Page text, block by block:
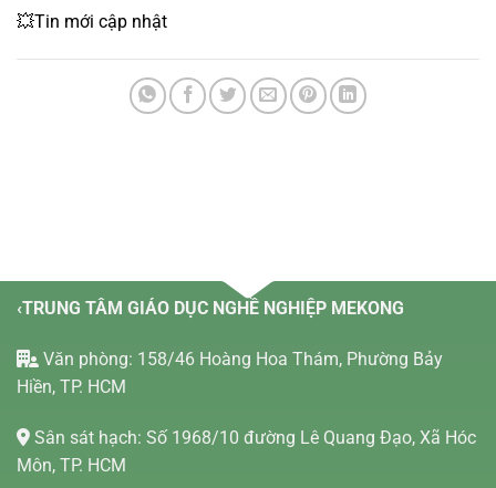
💥Tin mới cập nhật
‹TRUNG TÂM GIÁO DỤC NGHỀ NGHIỆP MEKONG
Văn phòng: 158/46 Hoàng Hoa Thám, Phường Bảy
Hiền, TP. HCM
Sân sát hạch: Số 1968/10 đường Lê Quang Đạo, Xã Hóc
Môn, TP. HCM